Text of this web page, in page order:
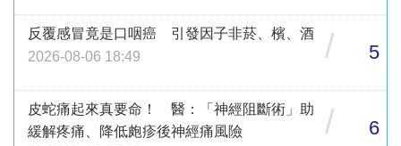
反覆感冒竟是口咽癌 引發因子非菸、檳、酒
2026-08-06 18:49
/ 5
皮蛇痛起來真要命！ 醫：「神經阻斷術」助
緩解疼痛、降低皰疹後神經痛風險
/ 6